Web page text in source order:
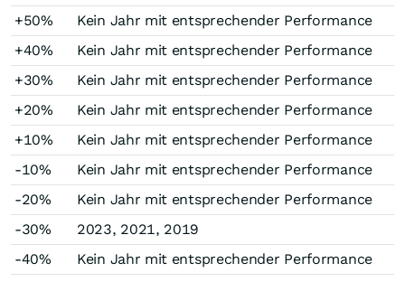
+50%
Kein Jahr mit entsprechender Performance
+40%
Kein Jahr mit entsprechender Performance
+30%
Kein Jahr mit entsprechender Performance
+20%
Kein Jahr mit entsprechender Performance
+10%
Kein Jahr mit entsprechender Performance
-10%
Kein Jahr mit entsprechender Performance
-20%
Kein Jahr mit entsprechender Performance
-30%
2023, 2021, 2019
-40%
Kein Jahr mit entsprechender Performance